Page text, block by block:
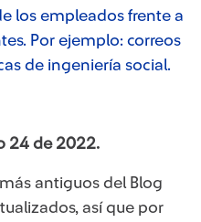
los empleados frente a
Por ejemplo: correos
de ingeniería social.
24 de 2022.
antiguos del Blog
así que por